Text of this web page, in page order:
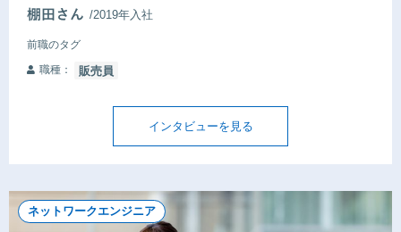
/2019年入社
前職のタグ
職種：
販売員
インタビューを見る
ネットワークエンジニア